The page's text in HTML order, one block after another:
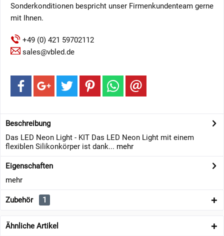
Sonderkonditionen bespricht unser Firmenkundenteam gerne
mit Ihnen.
+49 (0) 421 59702112
sales@vbled.de
Beschreibung
Das LED Neon Light - KIT Das LED Neon Light mit einem
flexiblen Silikonkörper ist dank... mehr
Eigenschaften
mehr
Zubehör 1
Ähnliche Artikel